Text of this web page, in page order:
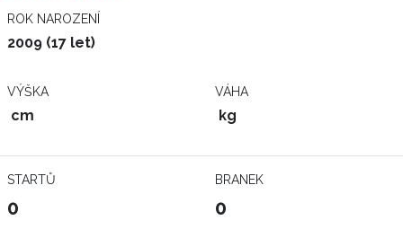
ROK NAROZENÍ
2009 (17 let)
VÝŠKA
cm
VÁHA
kg
STARTŮ
0
BRANEK
0